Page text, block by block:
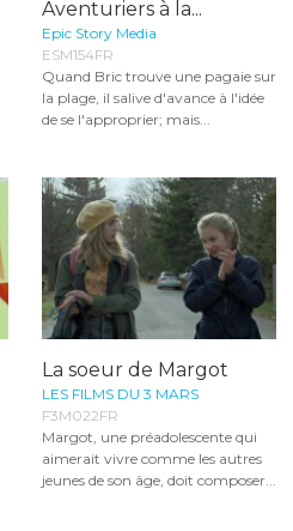
Aventuriers à la...
Epic Story Media
ESM154FR
Quand Bric trouve une pagaie sur
la plage, il salive d'avance à l'idée
de se l'approprier; mais...
La soeur de Margot
LES FILMS DU 3 MARS
F3M022FR
Margot, une préadolescente qui
aimerait vivre comme les autres
jeunes de son âge, doit composer...